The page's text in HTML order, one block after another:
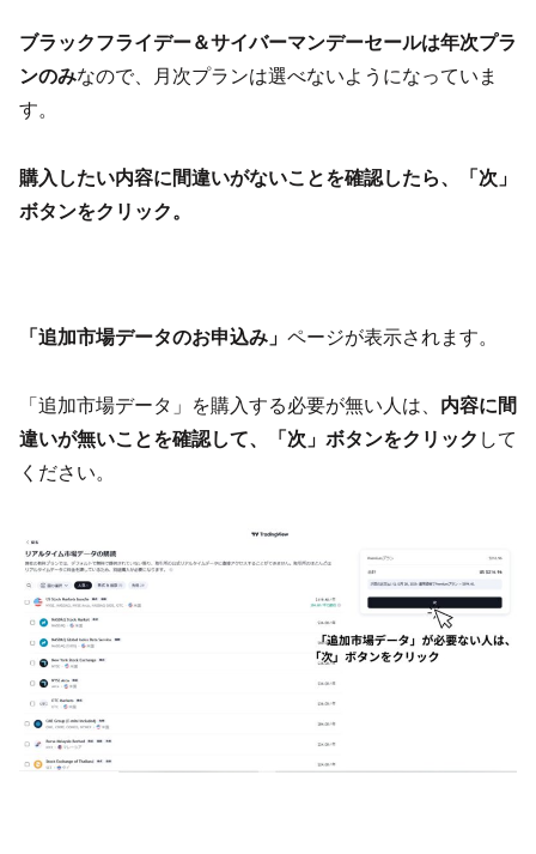
ブラックフライデー＆サイバーマンデーセールは年次プラ
ンのみなので、月次プランは選べないようになっていま
す。
購入したい内容に間違いがないことを確認したら、「次」
ボタンをクリック。
「追加市場データのお申込み」 ページが表示されます。
「追加市場データ」を購入する必要が無い人は、 内容に間
違いが無いことを確認して、「次」ボタンをクリック して
ください。